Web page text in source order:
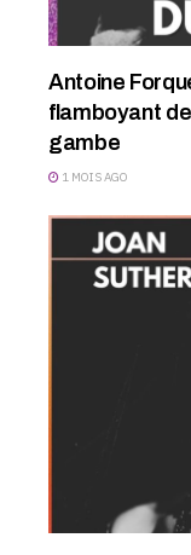
Antoine
flamboyant
gambe
1 MOIS AGO